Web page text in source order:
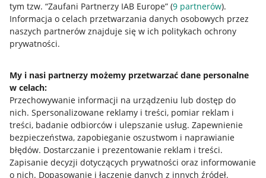
tym tzw. “Zaufani Partnerzy IAB Europe” (9 partnerów).
Informacja o celach przetwarzania danych osobowych przez
naszych partnerów znajduje się w ich politykach ochrony
prywatności.
My i nasi partnerzy możemy przetwarzać dane personalne
w celach:
Przechowywanie informacji na urządzeniu lub dostęp do
nich. Spersonalizowane reklamy i treści, pomiar reklam i
treści, badanie odbiorców i ulepszanie usług. Zapewnienie
bezpieczeństwa, zapobieganie oszustwom i naprawianie
błędów. Dostarczanie i prezentowanie reklam i treści.
Zapisanie decyzji dotyczących prywatności oraz informowanie
o nich. Dopasowanie i łączenie danych z innych źródeł.
Przydatne informacje
Jak to działa
Allegro Gadane dla sprzedających
Allegro Gadane dla kupujących
Mapa miejscowości
Informacje prawne